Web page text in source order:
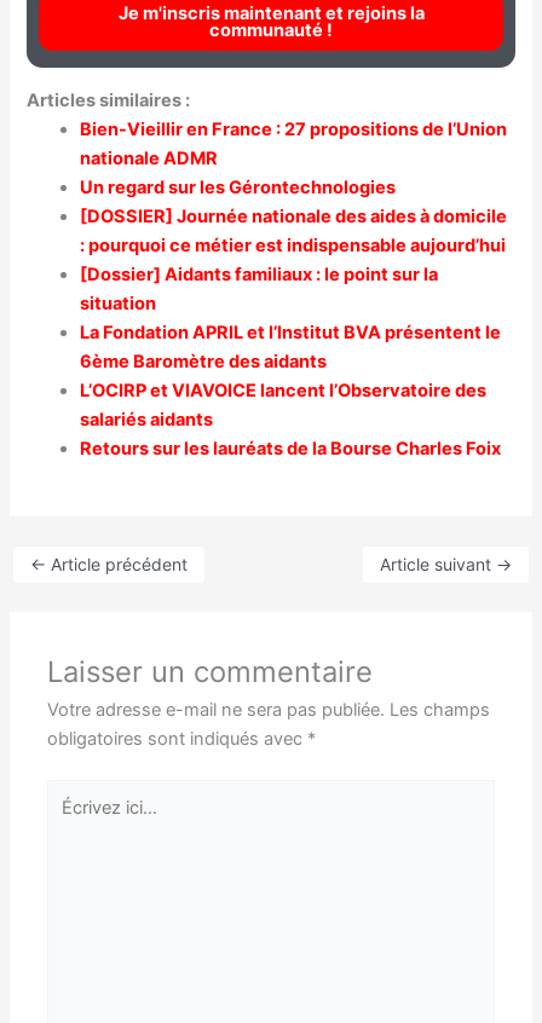
Je m'inscris maintenant et rejoins la
communauté !
Articles similaires :
Bien-Vieillir en France : 27 propositions de l’Union
nationale ADMR
Un regard sur les Gérontechnologies
[DOSSIER] Journée nationale des aides à domicile
: pourquoi ce métier est indispensable aujourd’hui
[Dossier] Aidants familiaux : le point sur la
situation
La Fondation APRIL et l’Institut BVA présentent le
6ème Baromètre des aidants
L’OCIRP et VIAVOICE lancent l’Observatoire des
salariés aidants
Retours sur les lauréats de la Bourse Charles Foix
← Article précédent Article suivant →
Laisser un commentaire
Votre adresse e-mail ne sera pas publiée. Les champs
obligatoires sont indiqués avec *
Écrivez